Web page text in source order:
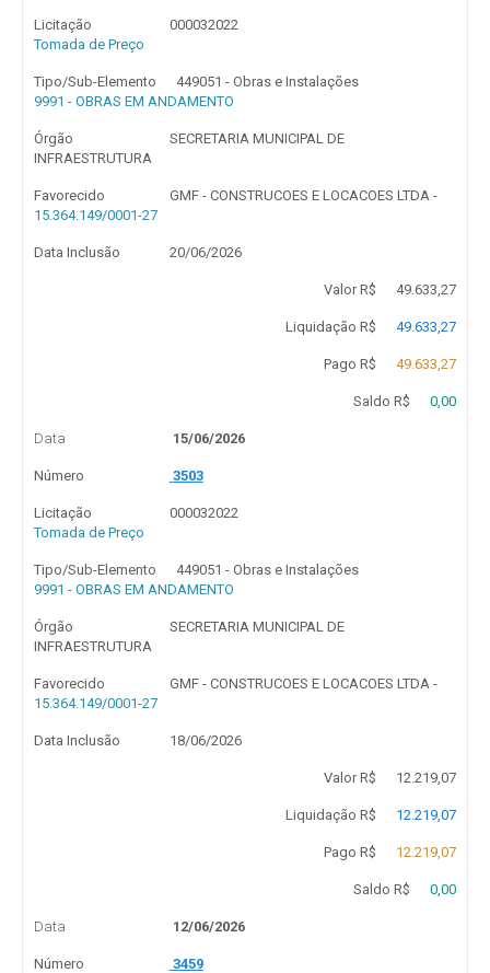
Licitação
000032022
Tomada de Preço
Tipo/Sub-Elemento
449051 - Obras e Instalações
9991 - OBRAS EM ANDAMENTO
Órgão
SECRETARIA MUNICIPAL DE
INFRAESTRUTURA
Favorecido
GMF - CONSTRUCOES E LOCACOES LTDA -
15.364.149/0001-27
Data Inclusão 20/06/2026
Valor R$ 49.633,27
Liquidação R$ 49.633,27
Pago R$ 49.633,27
Saldo R$ 0,00
Data 15/06/2026
Número 3503
Licitação
000032022
Tomada de Preço
Tipo/Sub-Elemento
449051 - Obras e Instalações
9991 - OBRAS EM ANDAMENTO
Órgão
SECRETARIA MUNICIPAL DE
INFRAESTRUTURA
Favorecido
GMF - CONSTRUCOES E LOCACOES LTDA -
15.364.149/0001-27
Data Inclusão 18/06/2026
Valor R$ 12.219,07
Liquidação R$ 12.219,07
Pago R$ 12.219,07
Saldo R$ 0,00
Data 12/06/2026
Número 3459